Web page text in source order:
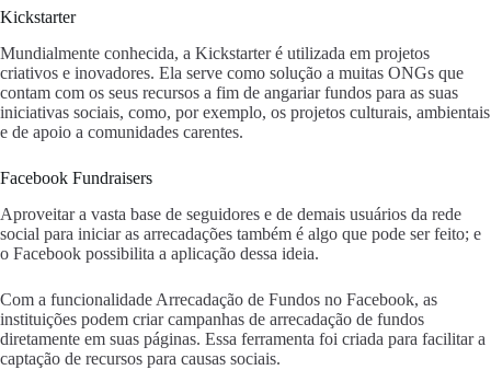
Kickstarter
Mundialmente conhecida, a Kickstarter é utilizada em projetos
criativos e inovadores. Ela serve como solução a muitas ONGs que
contam com os seus recursos a fim de angariar fundos para as suas
iniciativas sociais, como, por exemplo, os projetos culturais, ambientais
e de apoio a comunidades carentes.
Facebook Fundraisers
Aproveitar a vasta base de seguidores e de demais usuários da rede
social para iniciar as arrecadações também é algo que pode ser feito; e
o Facebook possibilita a aplicação dessa ideia.
Com a funcionalidade Arrecadação de Fundos no Facebook, as
instituições podem criar campanhas de arrecadação de fundos
diretamente em suas páginas. Essa ferramenta foi criada para facilitar a
captação de recursos para causas sociais.